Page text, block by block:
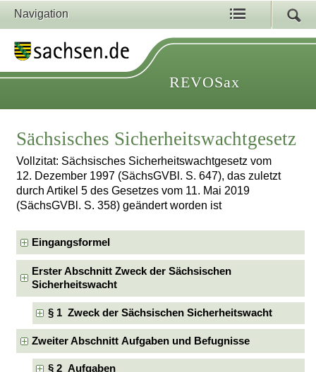
Navigation
REVOSax
Sächsisches Sicherheitswachtgesetz
Vollzitat: Sächsisches Sicherheitswachtgesetz vom
12. Dezember 1997 (SächsGVBl. S. 647), das zuletzt
durch Artikel 5 des Gesetzes vom 11. Mai 2019
(SächsGVBl. S. 358) geändert worden ist
Eingangsformel
Erster Abschnitt Zweck der Sächsischen
Sicherheitswacht
§ 1 Zweck der Sächsischen Sicherheitswacht
Zweiter Abschnitt Aufgaben und Befugnisse
§ 2 Aufgaben